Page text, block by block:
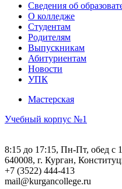
Сведения об
О колледже
Студентам
Родителям
Выпускникам
Абитуриентам
Новости
УПК
Мастерская
Учебный корпус №1
8:15 до 17:15, Пн-Пт, обед с
640008, г. Курган,
+7 (3522) 444-413
mail@kurgancollege.ru